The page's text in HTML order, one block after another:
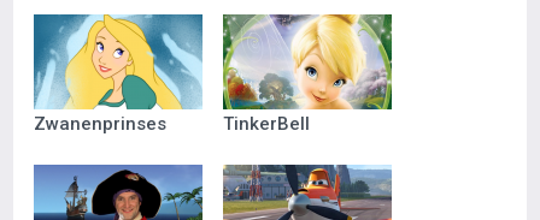
Zwanenprinses TinkerBell